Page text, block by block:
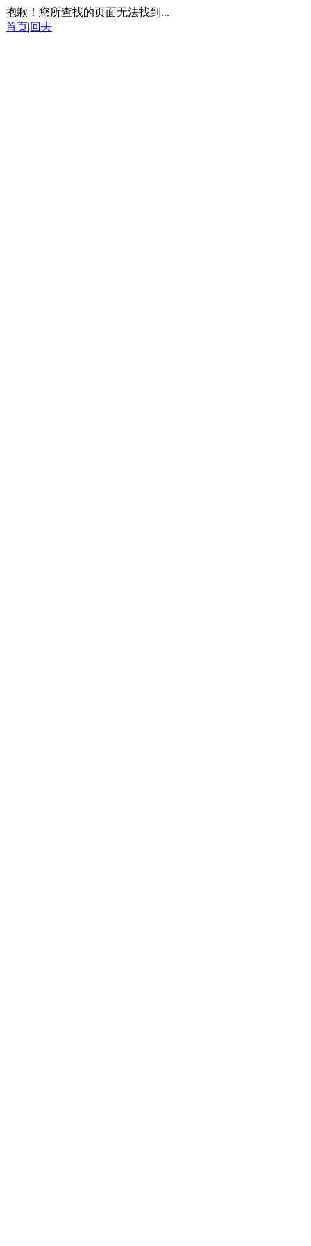
抱歉！您所查找的页面无法找到...
首页|回去